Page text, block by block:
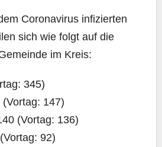
Coro­na­vi­rus infi­zier­ten
sich wie folgt auf die
im Kreis:
345)
147)
(Vor­tag: 136)
92)